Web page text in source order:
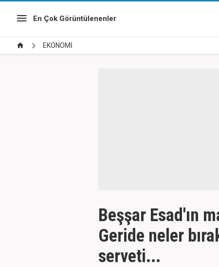
En Çok Görüntülenenler
EKONOMİ
Beşşar Esad'ın
Geride neler
serveti...